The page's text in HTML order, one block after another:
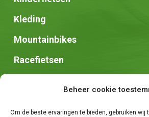
Beheer cookie
Om de beste ervaringen te bieden, gebruiken
Kleding
Mountainbikes
Racefietsen